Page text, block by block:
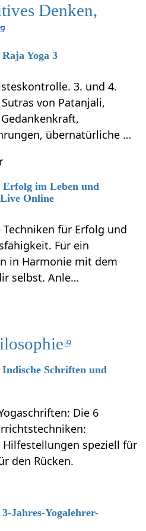
Denken,
Raja Yoga 3
3. und 4.
von Patanjali,
übernatürliche …
Erfolg im Leben und
Online
für Erfolg und
Für ein
in Harmonie mit dem
selbst. Anle…
Indische Schriften und
Die 6
speziell für
den Rücken.
3-Jahres-Yogalehrer-